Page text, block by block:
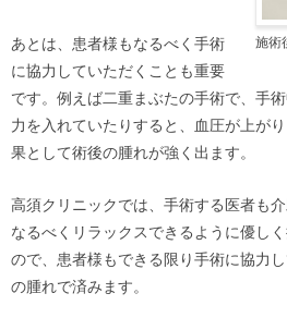
施術
あとは、患者様もなるべく手術
に協力していただくことも重要
です。例えば二重まぶたの手術で、手
力を入れていたりすると、血圧が上が
果として術後の腫れが強く出ます。
高須クリニックでは、手術する医者も
なるべくリラックスできるように優し
ので、患者様もできる限り手術に協力
の腫れで済みます。